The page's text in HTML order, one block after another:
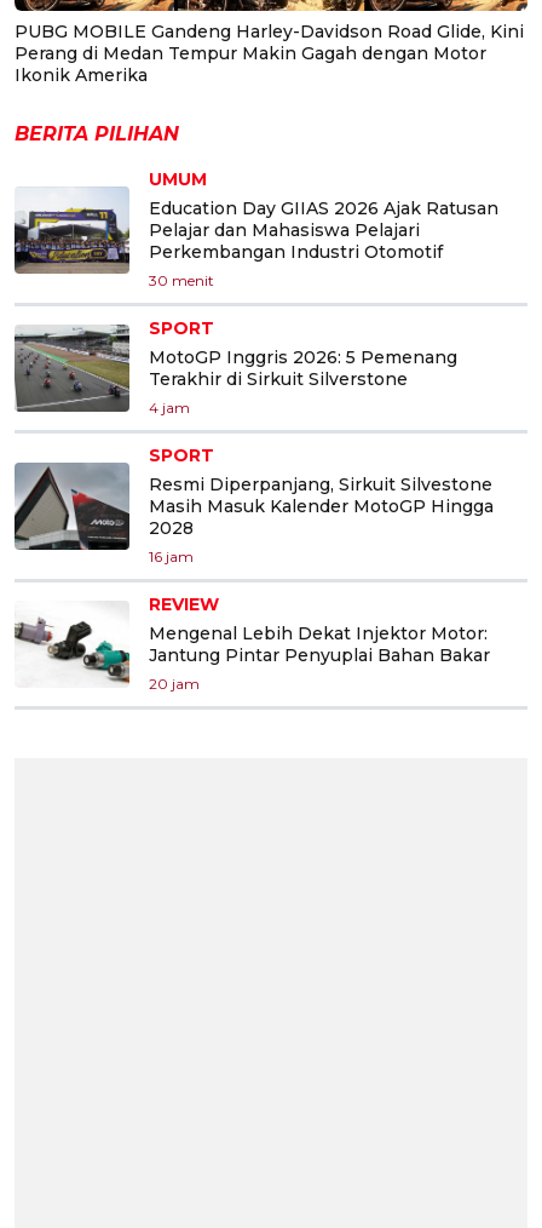
PUBG MOBILE Gandeng Harley-Davidson Road Glide, Kini
Perang di Medan Tempur Makin Gagah dengan Motor
Ikonik Amerika
BERITA PILIHAN
UMUM
Education Day GIIAS 2026 Ajak Ratusan
Pelajar dan Mahasiswa Pelajari
Perkembangan Industri Otomotif
30 menit
SPORT
MotoGP Inggris 2026: 5 Pemenang
Terakhir di Sirkuit Silverstone
4 jam
SPORT
Resmi Diperpanjang, Sirkuit Silvestone
Masih Masuk Kalender MotoGP Hingga
2028
16 jam
REVIEW
Mengenal Lebih Dekat Injektor Motor:
Jantung Pintar Penyuplai Bahan Bakar
20 jam